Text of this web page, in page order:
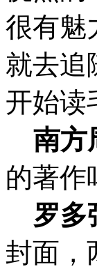
很有魅
就去追
开始读
南方
的著作
罗多
封面，